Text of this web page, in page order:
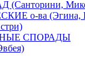
(Санторини,
о-ва (Эгина,
СПОРАДЫ